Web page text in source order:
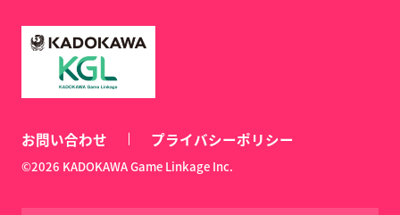
お問い合わせ プライバシーポリシー
©2026 KADOKAWA Game Linkage Inc.